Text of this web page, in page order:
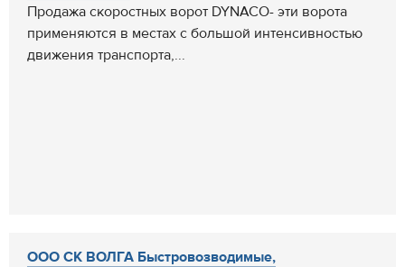
Продажа скоростных ворот DYNACO- эти ворота
применяются в местах с большой интенсивностью
движения транспорта,...
ООО СК ВОЛГА Быстровозводимые,